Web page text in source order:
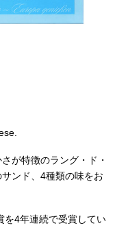
が特徴のラング・ド・
ンド、4種類の味をお
を4年連続で受賞してい